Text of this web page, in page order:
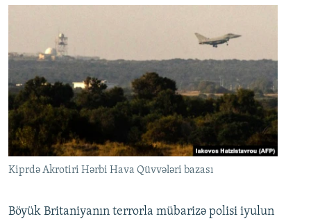
Kiprdə Akrotiri Hərbi Hava Qüvvələri bazası
Böyük Britaniyanın terrorla mübarizə polisi iyulun